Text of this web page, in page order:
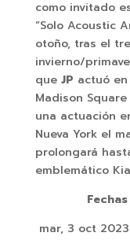
como invitado
“Solo Acoustic
otoño, tras el
invierno/
que JP actuó
Madison
una actuación
Nueva York el
prolongará
emblemático
mar, 3 oct